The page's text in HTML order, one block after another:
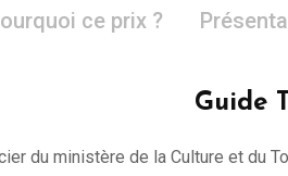
ce prix ?
Guide
du ministère de la Culture et du